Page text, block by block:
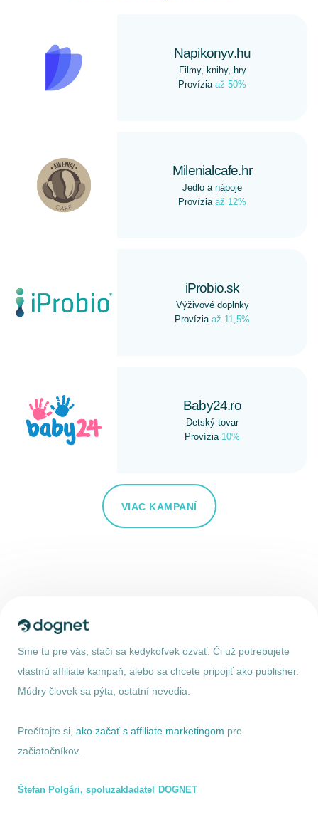
Napikonyv.hu
Filmy, knihy, hry
Provízia až 50%
Milenialcafe.hr
Jedlo a nápoje
Provízia až 12%
iProbio.sk
Výživové doplnky
Provízia až 11,5%
Baby24.ro
Detský tovar
Provízia 10%
VIAC KAMPANÍ
Sme tu pre vás, stačí sa kedykoľvek ozvať. Či už potrebujete
vlastnú affiliate kampaň, alebo sa chcete pripojiť ako publisher.
Múdry človek sa pýta, ostatní nevedia.
Prečítajte si, ako začať s affiliate marketingom pre
začiatočníkov.
Štefan Polgári, spoluzakladateľ DOGNET